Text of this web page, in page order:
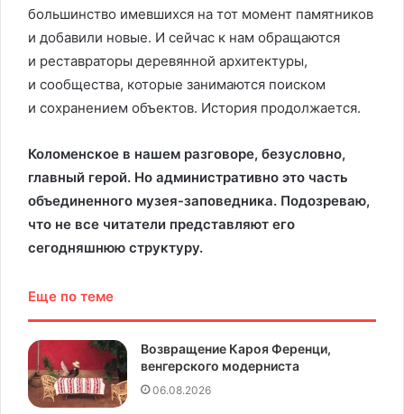
большинство имевшихся на тот момент памятников
и добавили новые. И сейчас к нам обращаются
и реставраторы деревянной архитектуры,
и сообщества, которые занимаются поиском
и сохранением объектов. История продолжается.
Коломенское в нашем разговоре, безусловно,
главный герой. Но административно это часть
объединенного музея-заповедника. Подозреваю,
что не все читатели представляют его
сегодняшнюю структуру.
Еще по теме
Возвращение Кароя Ференци,
венгерского модерниста
06.08.2026